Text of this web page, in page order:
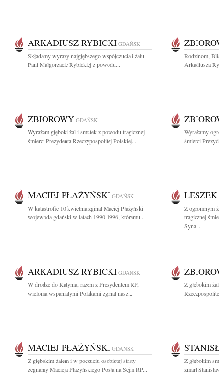
ARKADIUSZ RYBICKI GDAŃSK
Składamy wyrazy najgłębszego współczucia i żalu
Pani Małgorzacie Rybickiej z powodu...
Rodzinom,
Arkadiusza
ZBIOROWY GDAŃSK
Wyrażam głęboki żal i smutek z powodu tragicznej
śmierci Prezydenta Rzeczypospolitej Polskiej...
Wyrażamy
śmierci
MACIEJ PŁAŻYŃSKI GDAŃSK
W katastrofie 10 kwietnia zginął Maciej Płażyński
wojewoda gdański w latach 1990 1996, któremu...
Z ogromnym
tragicznej
Syna...
ARKADIUSZ RYBICKI GDAŃSK
W drodze do Katynia, razem z Prezydentem RP,
wieloma wspaniałymi Polakami zginął nasz...
Z głębokim
MACIEJ PŁAŻYŃSKI GDAŃSK
Z głębokim żalem i w poczuciu osobistej straty
żegnamy Macieja Płażyńskiego Posła na Sejm RP...
Z głębokim
zmarł